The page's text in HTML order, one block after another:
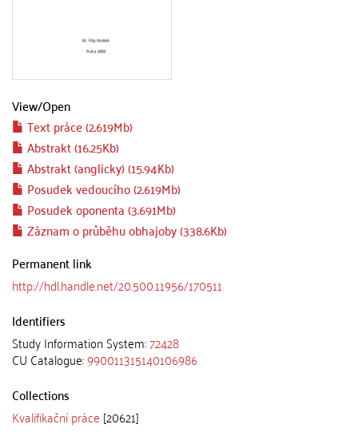
View/Open
Text práce (2.619Mb)
Abstrakt (16.25Kb)
Abstrakt (anglicky) (15.94Kb)
Posudek vedoucího (2.619Mb)
Posudek oponenta (3.691Mb)
Záznam o průběhu obhajoby (338.6Kb)
Permanent link
http://hdl.handle.net/20.500.11956/170511
Identifiers
Study Information System:72428
CU Catalogue:990011315140106986
Collections
Kvalifikační práce [20621]